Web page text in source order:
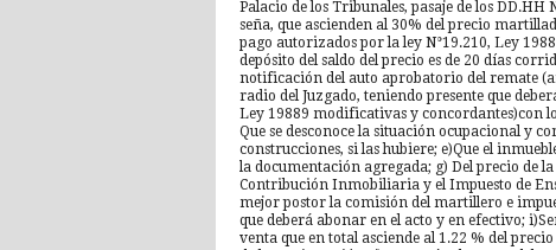
Palacio de los Tribunales, pasaje de los
seña, que ascienden al 30% del precio
pago autorizados por la ley N°19.210, Ley
depósito del saldo del precio es de 20 días
notificación del auto aprobatorio del remate
radio del Juzgado, teniendo presente que
Ley 19889 modificativas y concordantes)con
Que se desconoce la situación ocupacional y
construcciones, si las hubiere; e)Que el
la documentación agregada; g) Del precio de
Contribución Inmobiliaria y el Impuesto de
mejor postor la comisión del martillero e
que deberá abonar en el acto y en efectivo;
venta que en total asciende al 1.22 % del